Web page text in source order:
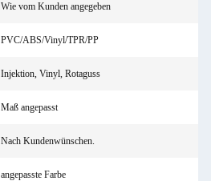
Wie vom Kunden angegeben
PVC/ABS/Vinyl/TPR/PP
Injektion, Vinyl, Rotaguss
Maß angepasst
Nach Kundenwünschen.
angepasste Farbe